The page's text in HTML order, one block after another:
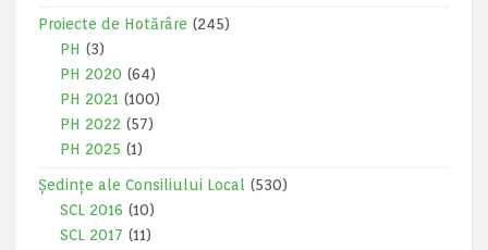
Proiecte de Hotărâre (245)
PH (3)
PH 2020 (64)
PH 2021 (100)
PH 2022 (57)
PH 2025 (1)
Ședințe ale Consiliului Local
(530)
SCL 2016 (10)
SCL 2017 (11)